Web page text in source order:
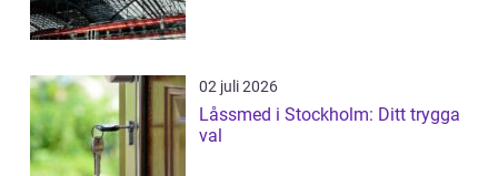
02 juli 2026
Låssmed i Stockholm: Ditt trygga
val